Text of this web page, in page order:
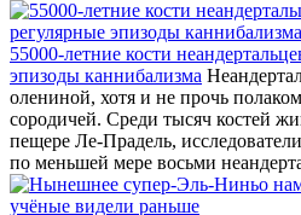
55000-летние кости
эпизоды каннибализма
олениной, хотя и не прочь
сородичей. Среди тысяч костей
пещере Ле-Прадель,
по меньшей мере восьми